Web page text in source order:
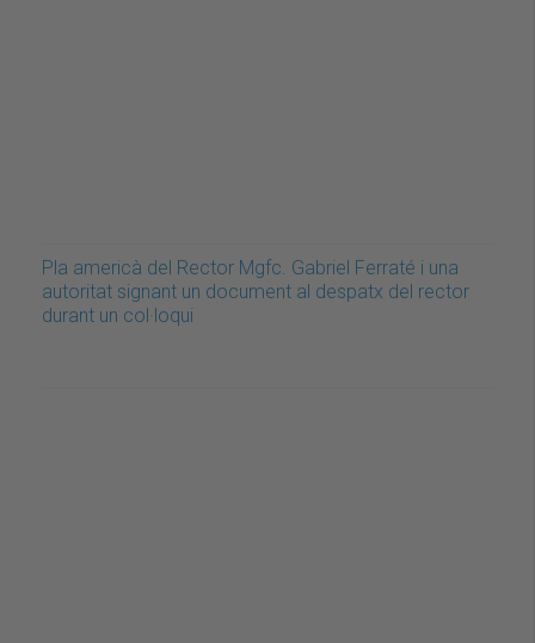
Pla americà del Rector Mgfc. Gabriel Ferraté i una
autoritat signant un document al despatx del rector
durant un col·loqui